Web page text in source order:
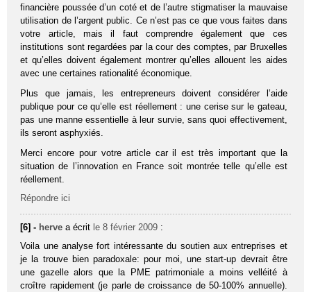
financière poussée d’un coté et de l’autre stigmatiser la mauvaise
utilisation de l’argent public. Ce n’est pas ce que vous faites dans
votre article, mais il faut comprendre également que ces
institutions sont regardées par la cour des comptes, par Bruxelles
et qu’elles doivent également montrer qu’elles allouent les aides
avec une certaines rationalité économique.
Plus que jamais, les entrepreneurs doivent considérer l’aide
publique pour ce qu’elle est réellement : une cerise sur le gateau,
pas une manne essentielle à leur survie, sans quoi effectivement,
ils seront asphyxiés.
Merci encore pour votre article car il est très important que la
situation de l’innovation en France soit montrée telle qu’elle est
réellement.
Répondre ici
[6] - herve a écrit le 8 février 2009 :
Voila une analyse fort intéressante du soutien aux entreprises et
je la trouve bien paradoxale: pour moi, une start-up devrait être
une gazelle alors que la PME patrimoniale a moins velléité à
croître rapidement (je parle de croissance de 50-100% annuelle).